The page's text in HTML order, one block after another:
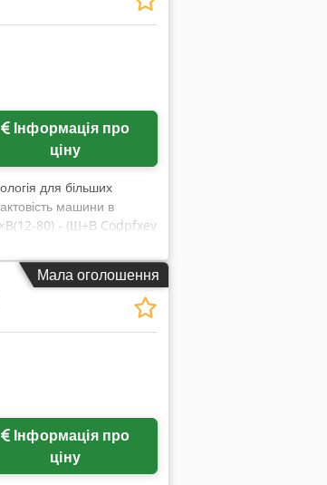
Запросити більше
ціну
для більших
машини в
80) - (Ш+В Codpfxev
Мала оголошення
Запросити більше
ціну